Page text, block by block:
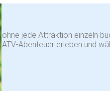
jede Attraktion einzeln
Abenteuer erleben und